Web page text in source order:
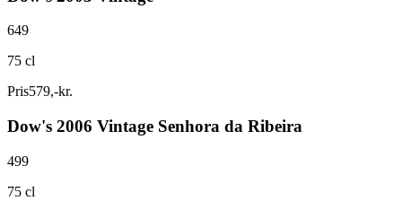
649
75 cl
Pris579,-kr.
Dow's 2006 Vintage Senhora da Ribeira
499
75 cl